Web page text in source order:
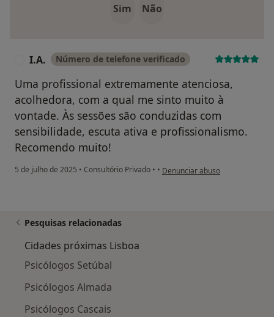
Sim Não
I.A. Número de telefone verificado
Uma profissional extremamente atenciosa,
acolhedora, com a qual me sinto muito à
vontade. Às sessões são conduzidas com
sensibilidade, escuta ativa e profissionalismo.
Recomendo muito!
5 de julho de 2025 • Consultório Privado • • na opinião do utilizador I.A.
Denunciar abuso
Pesquisas relacionadas
Cidades próximas Lisboa
Psicólogos Setúbal
Psicólogos Almada
Psicólogos Cascais